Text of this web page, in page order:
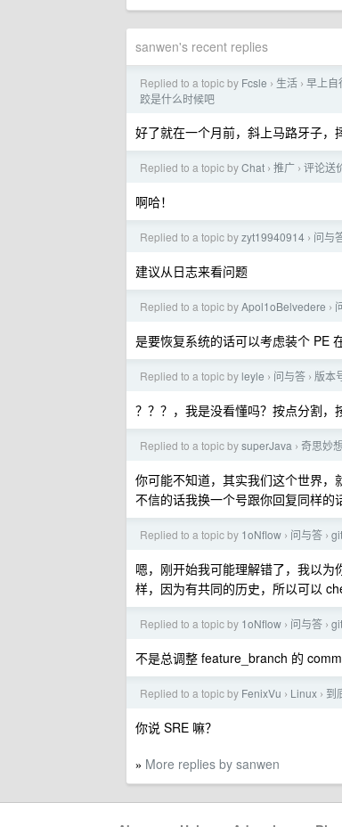
sanwen's recent replies
Replied to a topic by Fcsle › 生活 › 早上自
跤是什么时候吧
好了就在一个月前，斜上马路牙子，
Replied to a topic byChat › 推广 › 评论送
啊哈！
Replied to a topic byzyt19940914 › 问与
建议从日志来看问题
Replied to a topic byApol1oBelvedere ›
是要恢复系统的话可以考虑装个 PE
Replied to a topic by leyle › 问与答 › 版本
？？？，我是没看懂吗？按点分割，
Replied to a topic bysuperJava › 奇思妙想
你可能不知道，其实我们这个世界，
不信的话我换一个号跟你回复同样的
Replied to a topic by 1oNflow › 问与答 ›
嗯，刚开始我可能理解错了，我以
样，因为有共同的历史，所以可以
Replied to a topic by 1oNflow › 问与答 ›
不是总调整 feature_branch 的
Replied to a topic by FenixVu › Linux › 到
你说 SRE 嘛？
» More replies by sanwen